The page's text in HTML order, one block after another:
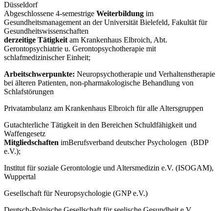
Düsseldorf
Abgeschlossene 4-semestrige Weiterbildung im
Gesundheitsmanagement an der Universität Bielefeld, Fakultät für
Gesundheitswissenschaften
derzeitige Tätigkeit am Krankenhaus Elbroich, Abt.
Gerontopsychiatrie u. Geron­topsychotherapie mit
schlafmedizinischer Einheit;
Arbeitschwerpunkte: Neuropsychotherapie und Verhaltenstherapie
bei älteren Patienten, non-pharmakologische Behandlung von
Schlafstörungen
Privatambulanz am Krankenhaus Elbroich für alle Altersgruppen
Gutachterliche Tätigkeit in den Bereichen Schuldfähigkeit und
Waffengesetz
Mitgliedschaften imBerufsverband deutscher Psychologen (BDP
e.V.);
Institut für soziale Gerontologie und Altersmedizin e.V. (ISOGAM),
Wup­per­tal
Gesellschaft für Neuropsychologie (GNP e.V.)